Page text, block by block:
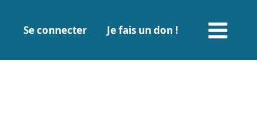
Se connecter Je fais un don !
Menu